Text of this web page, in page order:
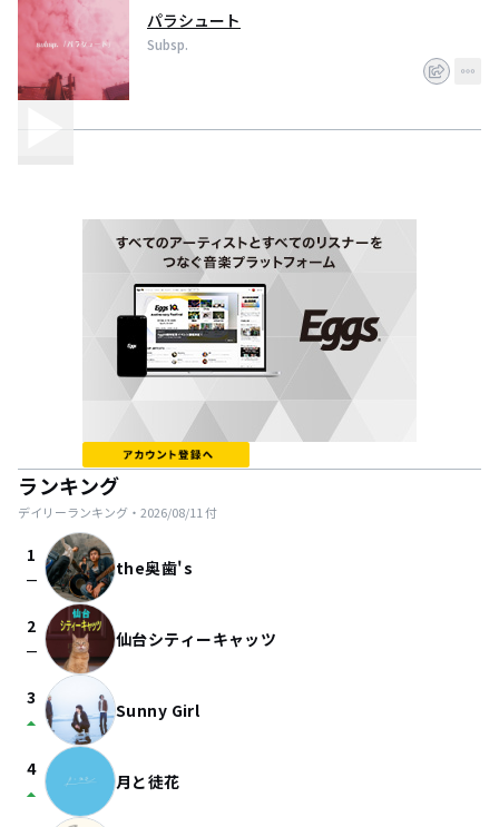
パラシュート
Subsp.
ランキング
デイリーランキング・ 2026/08/11 付
1
check_indeterminate_small the奥歯's
2
check_indeterminate_small 仙台シティーキャッツ
3
arrow_drop_up Sunny Girl
4
arrow_drop_up 月と徒花